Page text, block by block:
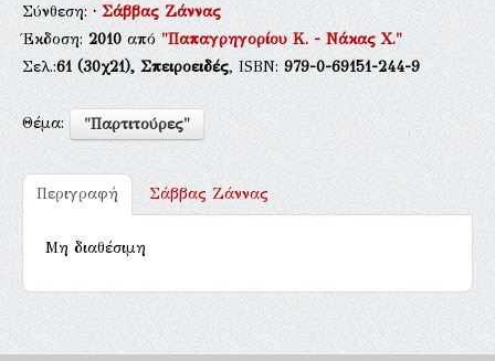
Σύνθεση:·Σάββας Ζάννας
Έκδοση:2010από"Παπαγρηγορίου Κ. - Νάκας Χ."
Σελ.:61(30χ21), Σπειροειδές, ISBN:979-0-69151-244-9
Θέμα: "Παρτιτούρες"
Περιγραφή Σάββας Ζάννας
Μη διαθέσιμη